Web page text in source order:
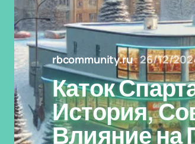
rbcommunity.ru 26/12/
Каток
История,
Влияние на